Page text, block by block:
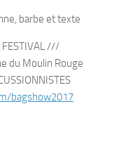
///
du Moulin Rouge
bagshow2017